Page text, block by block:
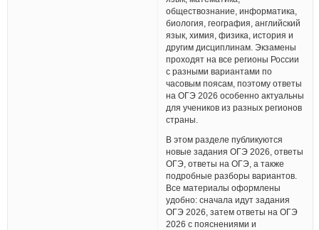
обществознание, информатика,
биология, география, английский
язык, химия, физика, история и
другим дисциплинам. Экзамены
проходят на все регионы России
с разными вариантами по
часовым поясам, поэтому ответы
на ОГЭ 2026 особенно актуальны
для учеников из разных регионов
страны.
В этом разделе публикуются
новые задания ОГЭ 2026, ответы
ОГЭ, ответы на ОГЭ, а также
подробные разборы вариантов.
Все материалы оформлены
удобно: сначала идут задания
ОГЭ 2026, затем ответы на ОГЭ
2026 с пояснениями и